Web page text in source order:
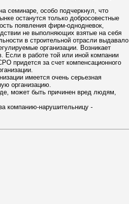
семинаре, особо подчеркнул, что
останутся только добросовестные
появления фирм-однодневок,
не выполняющих взятые на себя
в строительной отрасли выдавало
организации. Возникает
Если в работе той или иной компании
придется за счет компенсационного
имеется очень серьезная
организацию.
может быть причинен вред людям,
компанию-нарушительницу -